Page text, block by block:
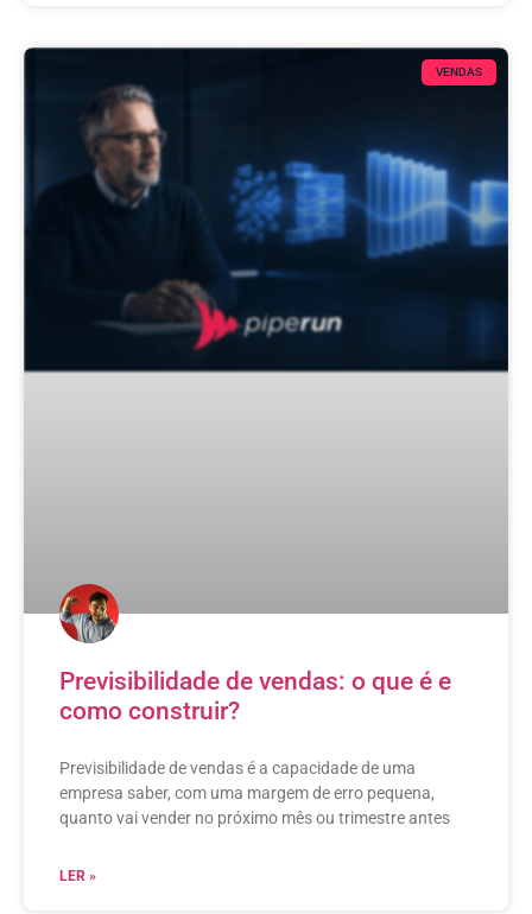
VENDAS
Previsibilidade de vendas: o que é e
como construir?
Previsibilidade de vendas é a capacidade de uma
empresa saber, com uma margem de erro pequena,
quanto vai vender no próximo mês ou trimestre antes
LER »